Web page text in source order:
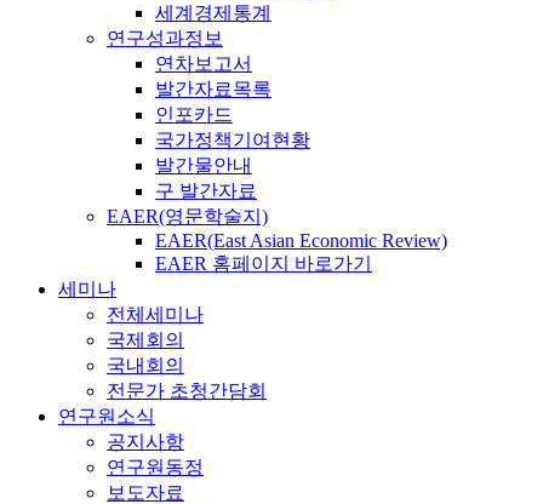
세계경제통계
연구성과정보
연차보고서
발간자료목록
인포카드
국가정책기여현황
발간물안내
구 발간자료
EAER(영문학술지)
EAER(East Asian Economic Review)
EAER 홈페이지 바로가기
세미나
전체세미나
국제회의
국내회의
전문가 초청간담회
연구원소식
공지사항
연구원동정
보도자료